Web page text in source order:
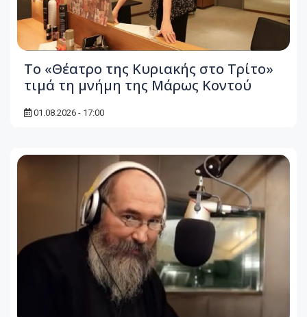
Το «Θέατρο της Κυριακής στο Τρίτο»
τιμά τη μνήμη της Μάρως Κοντού
01.08.2026 - 17:00